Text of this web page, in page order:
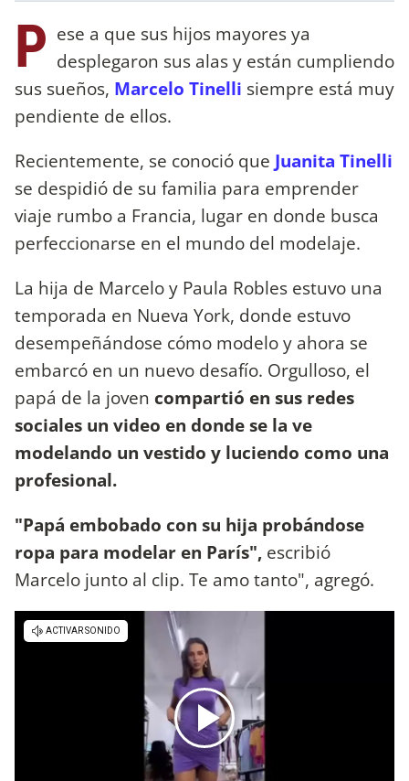
P ese a que sus hijos mayores ya
desplegaron sus alas y están cumpliendo
sus sueños, Marcelo Tinelli siempre está muy
pendiente de ellos.
Recientemente, se conoció que Juanita Tinelli
se despidió de su familia para emprender
viaje rumbo a Francia, lugar en donde busca
perfeccionarse en el mundo del modelaje.
La hija de Marcelo y Paula Robles estuvo una
temporada en Nueva York, donde estuvo
desempeñándose cómo modelo y ahora se
embarcó en un nuevo desafío. Orgulloso, el
papá de la joven compartió en sus redes
sociales un video en donde se la ve
modelando un vestido y luciendo como una
profesional.
"Papá embobado con su hija probándose
ropa para modelar en París", escribió
Marcelo junto al clip. Te amo tanto", agregó.